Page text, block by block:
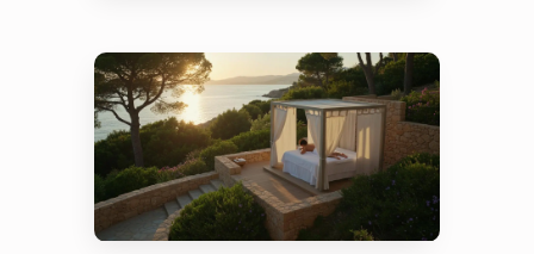
ensoleillée de la Tarte
Tropézienne